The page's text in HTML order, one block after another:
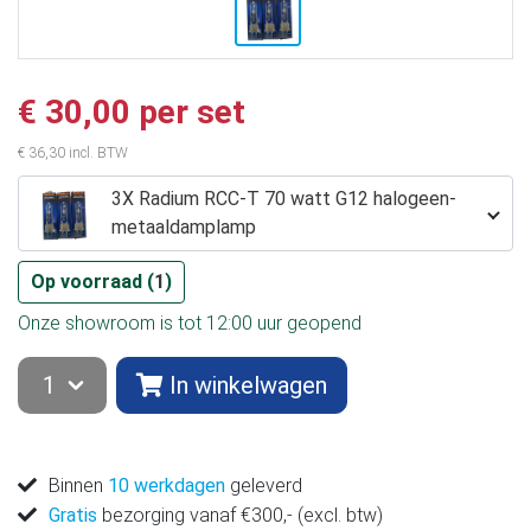
€ 30,00 per set
€ 36,30 incl. BTW
3X Radium RCC-T 70 watt G12 halogeen-
metaaldamplamp
Op voorraad (1)
Onze showroom is tot 12:00 uur geopend
In winkelwagen
Binnen 10 werkdagen geleverd
Gratis bezorging vanaf €300,- (excl. btw)